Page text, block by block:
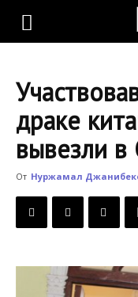
KLOOP.KG
Новости
Кыргызстана
драке
вывезли
От Нуржамал